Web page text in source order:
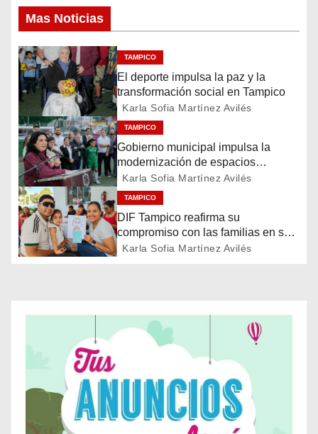
e
g
a
c
i
ó
n
d
r
Mas Noticias
TAMPICO
El deporte impulsa la paz y la
transformación social en Tampico
Karla Sofia Martínez Avilés
TAMPICO
Gobierno municipal impulsa la
modernización de espacios
deportivos en la ciudad
Karla Sofia Martínez Avilés
TAMPICO
DIF Tampico reafirma su
compromiso con las familias en su
día
Karla Sofia Martínez Avilés